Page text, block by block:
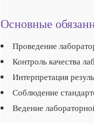
Основные
Проведение
Контроль качества
Интерпретация
Соблюдение
Ведение